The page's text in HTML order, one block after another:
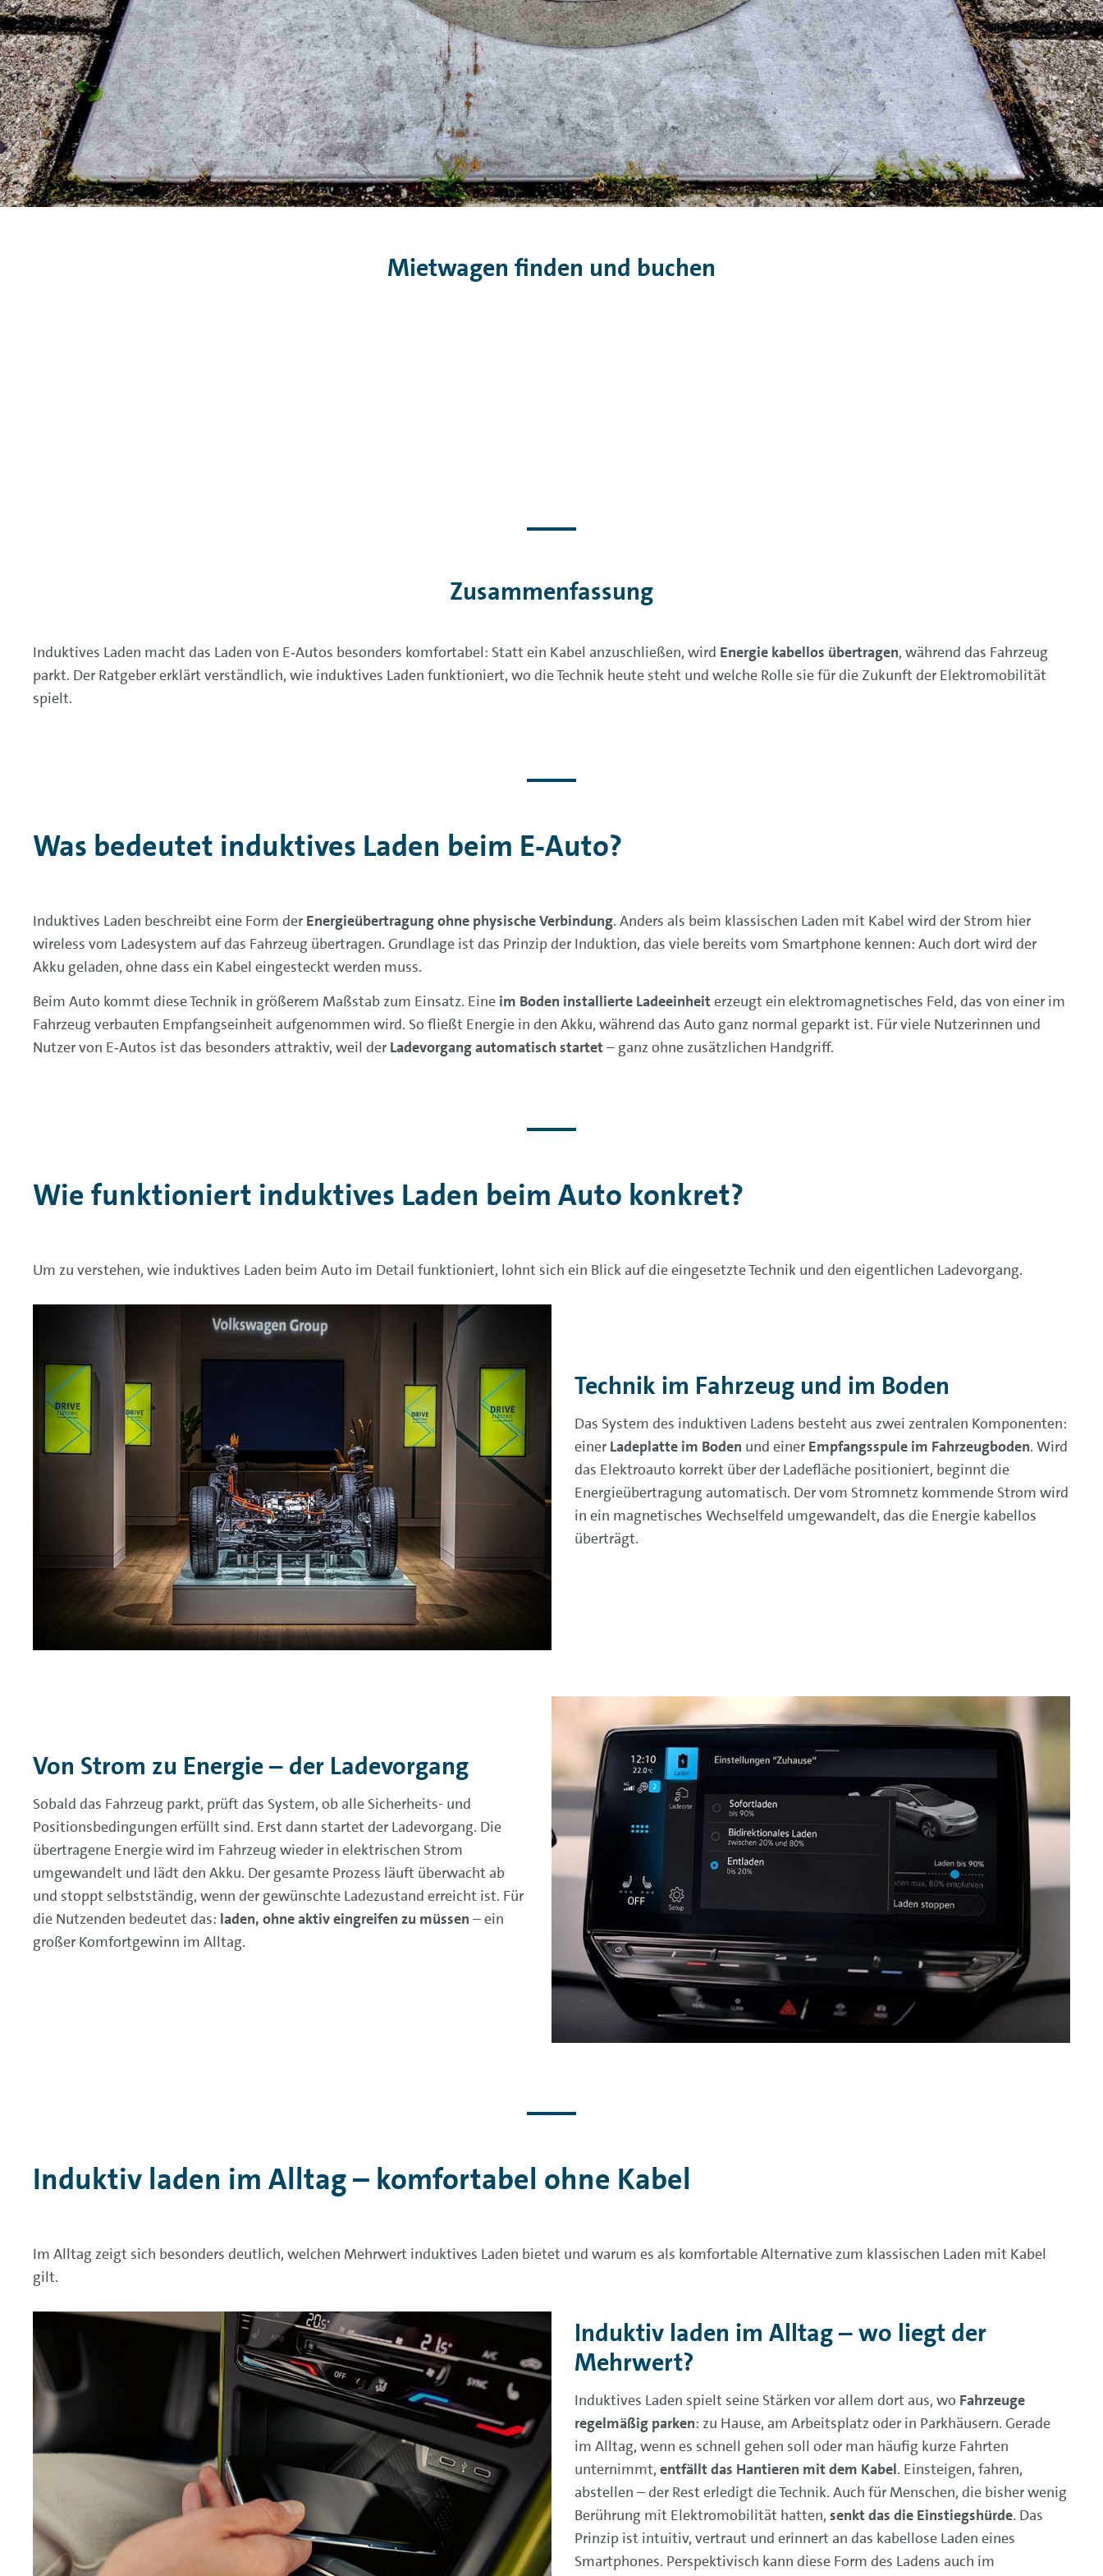
Mietwagen finden und buchen
Zusammenfassung
Induktives Laden macht das Laden von E‑Autos besonders komfortabel: Statt ein Kabel anzuschließen, wird Energie kabellos übertragen, während das Fahrzeug
parkt. Der Ratgeber erklärt verständlich, wie induktives Laden funktioniert, wo die Technik heute steht und welche Rolle sie für die Zukunft der Elektromobilität
spielt.
Was bedeutet induktives Laden beim E‑Auto?
Induktives Laden beschreibt eine Form der Energieübertragung ohne physische Verbindung. Anders als beim klassischen Laden mit Kabel wird der Strom hier
wireless vom Ladesystem auf das Fahrzeug übertragen. Grundlage ist das Prinzip der Induktion, das viele bereits vom Smartphone kennen: Auch dort wird der
Akku geladen, ohne dass ein Kabel eingesteckt werden muss.
Beim Auto kommt diese Technik in größerem Maßstab zum Einsatz. Eine im Boden installierte Ladeeinheit erzeugt ein elektromagnetisches Feld, das von einer im
Fahrzeug verbauten Empfangseinheit aufgenommen wird. So fließt Energie in den Akku, während das Auto ganz normal geparkt ist. Für viele Nutzerinnen und
Nutzer von E‑Autos ist das besonders attraktiv, weil der Ladevorgang automatisch startet – ganz ohne zusätzlichen Handgriff.
Wie funktioniert induktives Laden beim Auto konkret?
Um zu verstehen, wie induktives Laden beim Auto im Detail funktioniert, lohnt sich ein Blick auf die eingesetzte Technik und den eigentlichen Ladevorgang.
Technik im Fahrzeug und im Boden
Das System des induktiven Ladens besteht aus zwei zentralen Komponenten:
einer Ladeplatte im Boden und einer Empfangsspule im Fahrzeugboden. Wird
das Elektroauto korrekt über der Ladefläche positioniert, beginnt die
Energieübertragung automatisch. Der vom Stromnetz kommende Strom wird
in ein magnetisches Wechselfeld umgewandelt, das die Energie kabellos
überträgt.
Von Strom zu Energie – der Ladevorgang
Sobald das Fahrzeug parkt, prüft das System, ob alle Sicherheits- und
Positionsbedingungen erfüllt sind. Erst dann startet der Ladevorgang. Die
übertragene Energie wird im Fahrzeug wieder in elektrischen Strom
umgewandelt und lädt den Akku. Der gesamte Prozess läuft überwacht ab
und stoppt selbstständig, wenn der gewünschte Ladezustand erreicht ist. Für
die Nutzenden bedeutet das: laden, ohne aktiv eingreifen zu müssen – ein
großer Komfortgewinn im Alltag.
Induktiv laden im Alltag – komfortabel ohne Kabel
Im Alltag zeigt sich besonders deutlich, welchen Mehrwert induktives Laden bietet und warum es als komfortable Alternative zum klassischen Laden mit Kabel
gilt.
Induktiv laden im Alltag – wo liegt der
Mehrwert?
Induktives Laden spielt seine Stärken vor allem dort aus, wo Fahrzeuge
regelmäßig parken: zu Hause, am Arbeitsplatz oder in Parkhäusern. Gerade
im Alltag, wenn es schnell gehen soll oder man häufig kurze Fahrten
unternimmt, entfällt das Hantieren mit dem Kabel. Einsteigen, fahren,
abstellen – der Rest erledigt die Technik. Auch für Menschen, die bisher wenig
Berührung mit Elektromobilität hatten, senkt das die Einstiegshürde. Das
Prinzip ist intuitiv, vertraut und erinnert an das kabellose Laden eines
Smartphones. Perspektivisch kann diese Form des Ladens auch im